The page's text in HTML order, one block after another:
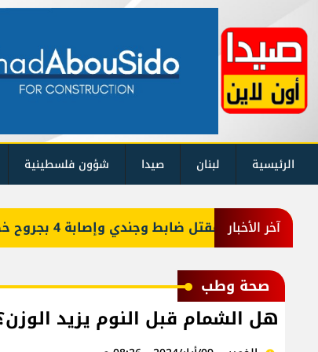
الرئيسية لبنان صيدا شؤون فلسطينية
آخر الأخبار
مقتل ضابط وجندي وإصابة 4 بجروح خطرة في جنوب لبنان
صحة وطب
هل الشمام قبل النوم يزيد